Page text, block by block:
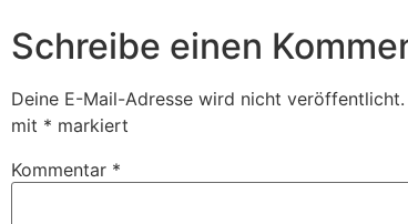
Schreibe einen
Deine E-Mail-Adresse wird nicht veröffentlicht.
mit * markiert
Kommentar *